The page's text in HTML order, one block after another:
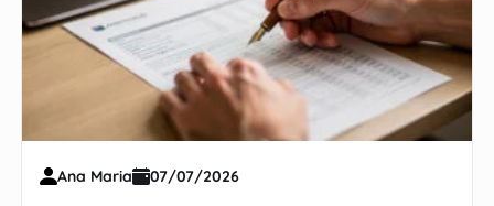
Ana Maria 07/07/2026